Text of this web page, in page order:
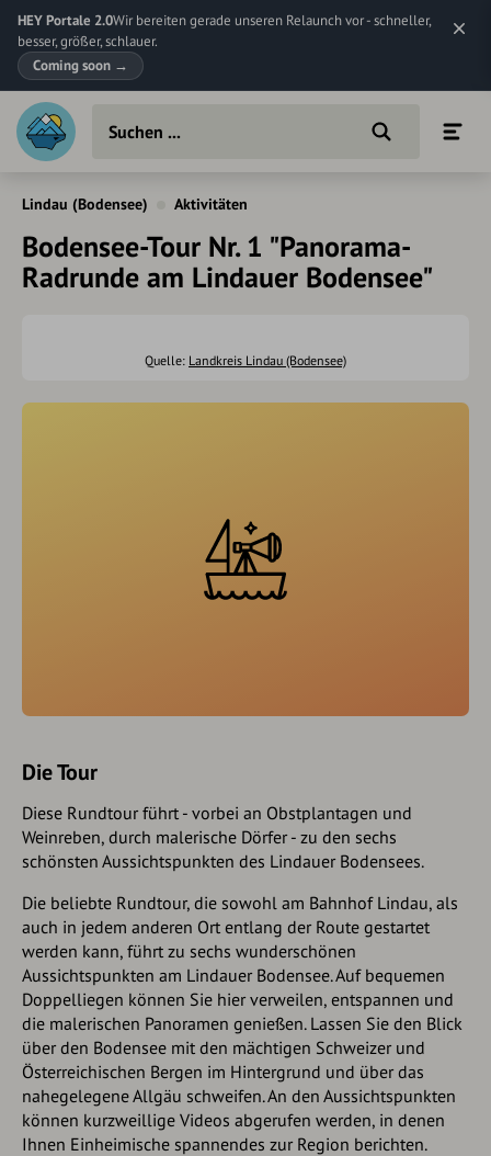
HEY Portale 2.0Wir bereiten gerade unseren Relaunch vor - schneller,
besser, größer, schlauer.
Coming soon →
Lindau (Bodensee) Aktivitäten
Bodensee-Tour Nr. 1 "Panorama-
Radrunde am Lindauer Bodensee"
Quelle: Landkreis Lindau (Bodensee)
Die Tour
Diese Rundtour führt - vorbei an Obstplantagen und
Weinreben, durch malerische Dörfer - zu den sechs
schönsten Aussichtspunkten des Lindauer Bodensees.
Die beliebte Rundtour, die sowohl am Bahnhof Lindau, als
auch in jedem anderen Ort entlang der Route gestartet
werden kann, führt zu sechs wunderschönen
Aussichtspunkten am Lindauer Bodensee. Auf bequemen
Doppelliegen können Sie hier verweilen, entspannen und
die malerischen Panoramen genießen. Lassen Sie den Blick
über den Bodensee mit den mächtigen Schweizer und
Österreichischen Bergen im Hintergrund und über das
nahegelegene Allgäu schweifen. An den Aussichtspunkten
können kurzweillige Videos abgerufen werden, in denen
Ihnen Einheimische spannendes zur Region berichten.